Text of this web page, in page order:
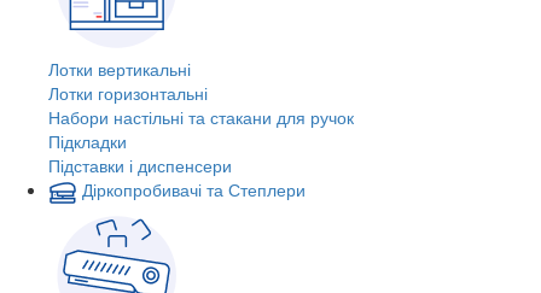
Лотки вертикальні
Лотки горизонтальні
Набори настільні та стакани для ручок
Підкладки
Підставки і диспенсери
Діркопробивачі та Степлери